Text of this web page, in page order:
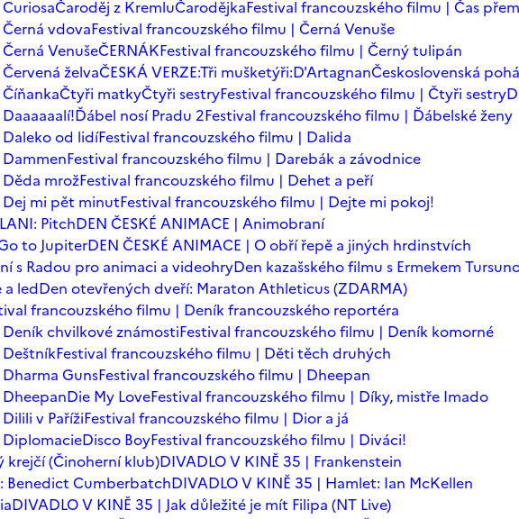
Čaroděj z KremluČarodějkaFestival francouzského filmu | Čas
vdovaFestival francouzského filmu | Černá Venuše
VenušeČERNÁKFestival francouzského filmu | Černý tulipán
želvaČESKÁ VERZE:Tři mušketýři:D'ArtagnanČeskoslovenská
Čtyři matkyČtyři sestryFestival francouzského filmu | Čtyři sestry
Ďábel nosí Pradu 2Festival francouzského filmu | Ďábelské ženy
od lidíFestival francouzského filmu | Dalida
Festival francouzského filmu | Darebák a závodnice
mrožFestival francouzského filmu | Dehet a peří
mi pět minutFestival francouzského filmu | Dejte mi pokoj!
PitchDEN ČESKÉ ANIMACE | Animobraní
to JupiterDEN ČESKÉ ANIMACE | O obří řepě a jiných hrdinstvích
s Radou pro animaci a videohryDen kazašského filmu s Ermekem
a ledDen otevřených dveří: Maraton Athleticus (ZDARMA)
francouzského filmu | Deník francouzského reportéra
chvilkové známostiFestival francouzského filmu | Deník komorné
Festival francouzského filmu | Děti těch druhých
GunsFestival francouzského filmu | Dheepan
Die My LoveFestival francouzského filmu | Díky, mistře Imado
v PařížiFestival francouzského filmu | Dior a já
Disco BoyFestival francouzského filmu | Diváci!
krejčí (Činoherní klub)DIVADLO V KINĚ 35 | Frankenstein
Benedict CumberbatchDIVADLO V KINĚ 35 | Hamlet: Ian McKellen
DIVADLO V KINĚ 35 | Jak důležité je mít Filipa (NT Live)